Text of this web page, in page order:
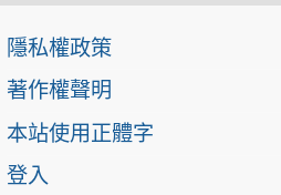
隱私權政策
著作權聲明
本站使用正體字
登入